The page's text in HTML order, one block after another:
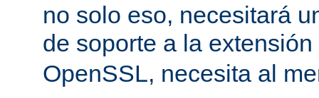
no solo eso, necesitará
de soporte a la extensión
OpenSSL, necesita al